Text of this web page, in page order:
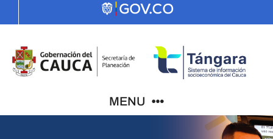
to
content
MENU